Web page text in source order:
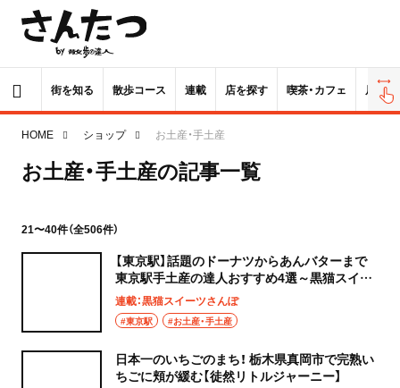
街を知る 散歩コース 連載 店を探す 喫茶・カフェ 居酒屋
HOME ショップ お土産・手土産
お土産・手土産の記事一覧
21〜40件（全506件）
【東京駅】話題のドーナツからあんバターまで
東京駅手土産の達人おすすめ4選～黒猫スイー
ツ散歩 手土産編まとめ～
連載：黒猫スイーツさんぽ
#東京駅 #お土産・手土産
日本一のいちごのまち！ 栃木県真岡市で完熟い
ちごに頬が緩む【徒然リトルジャーニー】